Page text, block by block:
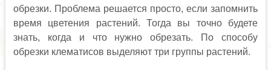
обрезки. Проблема решается просто, если запомнить
время цветения растений. Тогда вы точно будете
знать, когда и что нужно обрезать. По способу
обрезки клематисов выделяют три группы растений.